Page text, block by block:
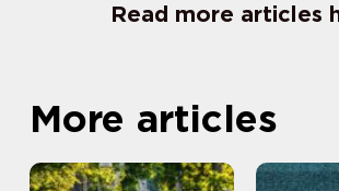
Read more articles
More articles